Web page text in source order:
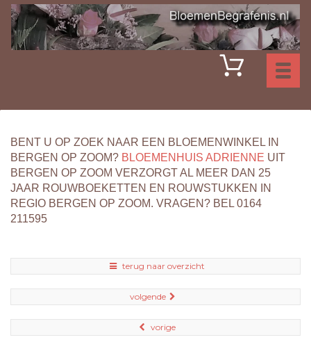
BENT U OP ZOEK NAAR EEN BLOEMENWINKEL IN
BERGEN OP ZOOM? BLOEMENHUIS ADRIENNE UIT
BERGEN OP ZOOM VERZORGT AL MEER DAN 25
JAAR ROUWBOEKETTEN EN ROUWSTUKKEN IN
REGIO BERGEN OP ZOOM. VRAGEN? BEL 0164
211595
terug naar overzicht
volgende
vorige